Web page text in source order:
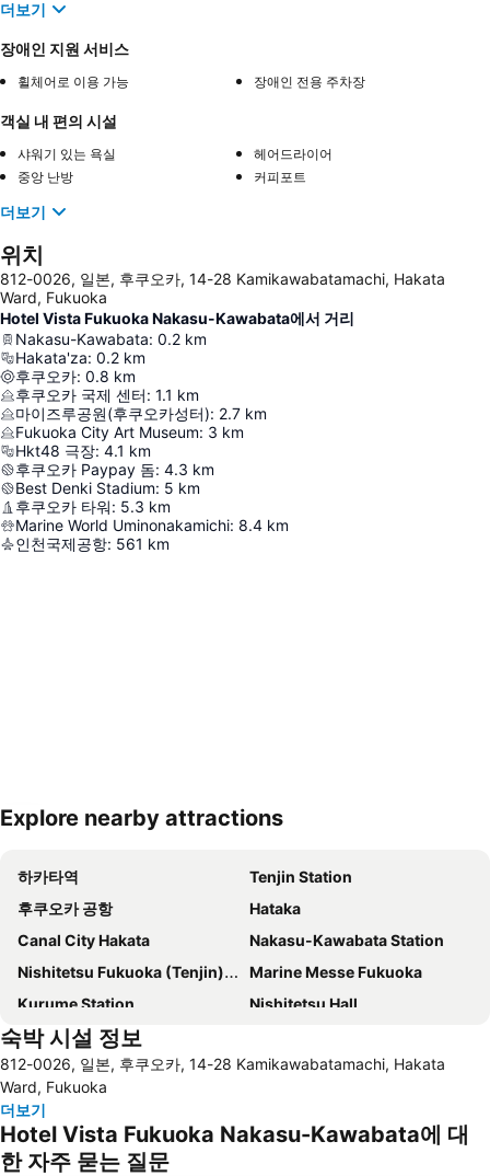
더보기
장애인 지원 서비스
휠체어로 이용 가능 장애인 전용 주차장
객실 내 편의 시설
샤워기 있는 욕실
헤어드라이어
중앙 난방
커피포트
더보기
위치
812-0026, 일본, 후쿠오카, 14-28 Kamikawabatamachi, Hakata
Ward, Fukuoka
Hotel Vista Fukuoka Nakasu-Kawabata에서 거리
Nakasu-Kawabata: 0.2 km
Hakata'za: 0.2 km
후쿠오카: 0.8 km
후쿠오카 국제 센터: 1.1 km
마이즈루공원(후쿠오카성터): 2.7 km
Fukuoka City Art Museum: 3 km
Hkt48 극장: 4.1 km
후쿠오카 Paypay 돔: 4.3 km
Best Denki Stadium: 5 km
후쿠오카 타워: 5.3 km
Marine World Uminonakamichi: 8.4 km
인천국제공항: 561 km
Explore nearby attractions
하카타역
Tenjin Station
후쿠오카 공항
Hataka
Canal City Hakata
Nakasu-Kawabata Station
Nishitetsu Fukuoka (Tenjin) Station
Marine Messe Fukuoka
Kurume Station
Nishitetsu Hall
Tojinmachi Station
Minami Fukuoka Station
Kurosaki Station
Fukuoka Kokusai Center
Kyushu National Museum
Nishitetsu Kurume Station
Nishitetsu Hirao Station
숙박 시설 정보
812-0026, 일본, 후쿠오카, 14-28 Kamikawabatamachi, Hakata
Ward, Fukuoka
더보기
Hotel Vista Fukuoka Nakasu-Kawabata에 대
한 자주 묻는 질문